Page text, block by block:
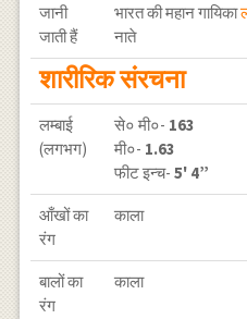
जानी
जाती हैं
भारत की महान गायिका
नाते
शारीरिक संरचना
लम्बाई
(लगभग)
से० मी०- 163
मी०- 1.63
फीट इन्च- 5' 4”
आँखों का
रंग
काला
बालों का
रंग
काला